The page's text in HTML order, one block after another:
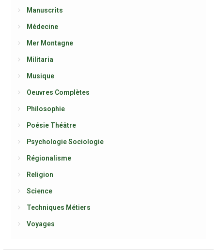
Manuscrits
Médecine
Mer Montagne
Militaria
Musique
Oeuvres Complètes
Philosophie
Poésie Théâtre
Psychologie Sociologie
Régionalisme
Religion
Science
Techniques Métiers
Voyages